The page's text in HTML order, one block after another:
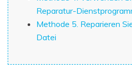
Reparatur-
Methode 5. Reparieren
Datei